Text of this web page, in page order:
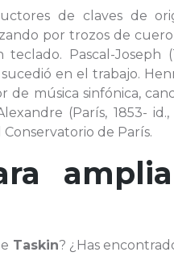
de claves de
por trozos de
Pascal-Joseph
en el trabajo.
de música sinfónica,
(París, 1853-
de París.
Taskin? ¿Has